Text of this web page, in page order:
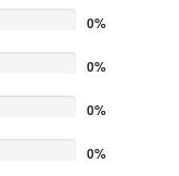
0%
0%
0%
0%